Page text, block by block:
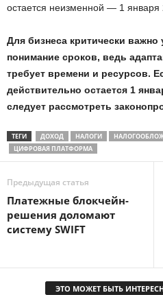
остается неизменной — 1 января
Для бизнеса критически важно
понимание сроков, ведь
требует времени и ресурсов.
действительно остается 1
следует рассмотреть
ТЕГИ ДОХОД НАЛОГИ
ЦИФРОВАЯ ПЛАТФОРМА
Предыдущая статья
Платежные блокчейн-
решения доломают
систему SWIFT
ЭТО МОЖЕТ БЫТЬ